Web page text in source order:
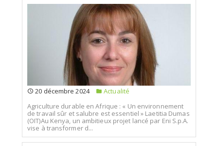
20 décembre 2024
Actualité
Agriculture durable en Afrique : « Un environnement
de travail sûr et salubre est essentiel » Laetitia Dumas
(OIT)Au Kenya, un ambitieux projet lancé par Eni S.p.A.
vise à transformer d...